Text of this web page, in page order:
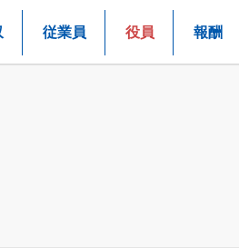
従業員 役員 報酬